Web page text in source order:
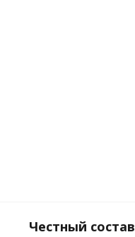
Честный состав